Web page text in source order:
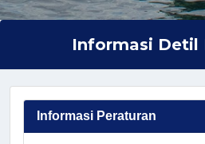
Informasi Detil
Informasi Peraturan